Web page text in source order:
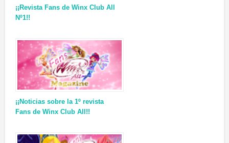
¡¡Revista Fans de Winx Club All
Nº1!!
¡¡Noticias sobre la 1º revista
Fans de Winx Club All!!